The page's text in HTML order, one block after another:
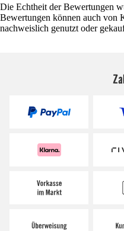
Die Echtheit der Bewertungen
Bewertungen können auch von
nachweislich genutzt oder